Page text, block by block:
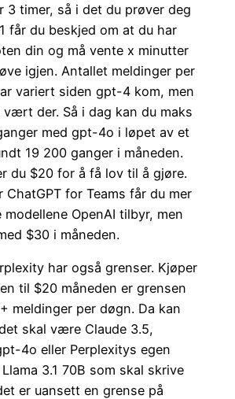
3 timer, så i det du prøver deg
får du beskjed om at du har
din og må vente x minutter
igjen. Antallet meldinger per
variert siden gpt-4 kom, men
der. Så i dag kan du maks
med gpt-4o i løpet av et
19 200 ganger i måneden.
du $20 for å få lov til å gjøre.
ChatGPT for Teams får du mer
OpenAI tilbyr, men
$30 i måneden.
har også grenser. Kjøper
til $20 måneden er grensen
meldinger per døgn. Da kan
skal være Claude 3.5,
4o eller Perplexitys egen
3.1 70B som skal skrive
er uansett en grense på